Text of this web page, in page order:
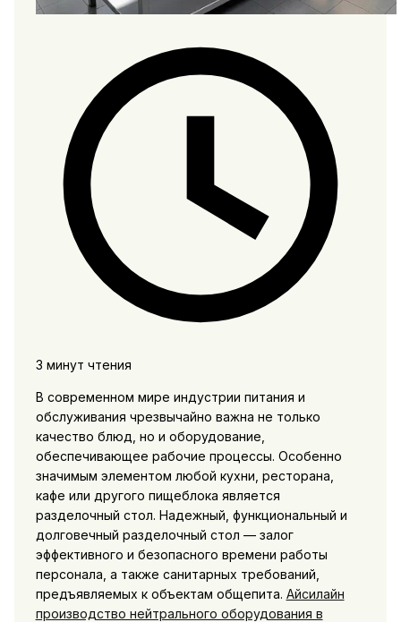
3 минут чтения
В современном мире индустрии питания и
обслуживания чрезвычайно важна не только
качество блюд, но и оборудование,
обеспечивающее рабочие процессы. Особенно
значимым элементом любой кухни, ресторана,
кафе или другого пищеблока является
разделочный стол. Надежный, функциональный и
долговечный разделочный стол — залог
эффективного и безопасного времени работы
персонала, а также санитарных требований,
предъявляемых к объектам общепита. Айсилайн
производство нейтрального оборудования в